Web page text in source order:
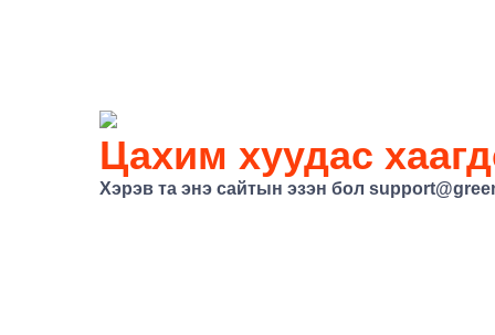
Цахим хуудас
Хэрэв та энэ сайтын эзэн бол